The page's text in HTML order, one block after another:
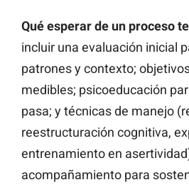
Qué esperar de un proceso
incluir una evaluación inicial
patrones y contexto;
medibles; psicoeducación
pasa; y técnicas de manejo
reestructuración cognitiva,
entrenamiento en
acompañamiento para